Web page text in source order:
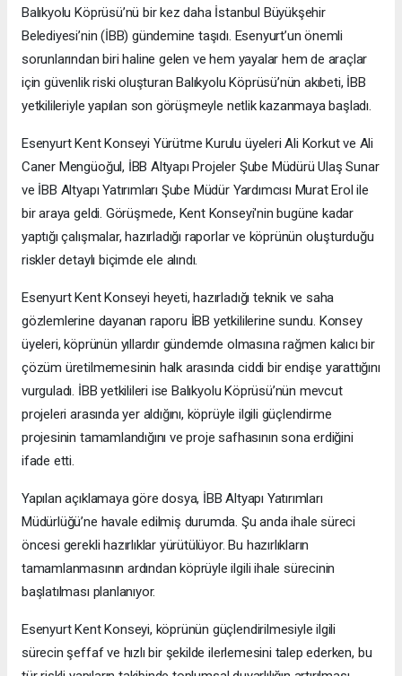
Balıkyolu Köprüsü’nü bir kez daha İstanbul Büyükşehir
Belediyesi’nin (İBB) gündemine taşıdı. Esenyurt’un önemli
sorunlarından biri haline gelen ve hem yayalar hem de araçlar
için güvenlik riski oluşturan Balıkyolu Köprüsü’nün akıbeti, İBB
yetkilileriyle yapılan son görüşmeyle netlik kazanmaya başladı.
Esenyurt Kent Konseyi Yürütme Kurulu üyeleri Ali Korkut ve Ali
Caner Mengüoğul, İBB Altyapı Projeler Şube Müdürü Ulaş Sunar
ve İBB Altyapı Yatırımları Şube Müdür Yardımcısı Murat Erol ile
bir araya geldi. Görüşmede, Kent Konseyi'nin bugüne kadar
yaptığı çalışmalar, hazırladığı raporlar ve köprünün oluşturduğu
riskler detaylı biçimde ele alındı.
Esenyurt Kent Konseyi heyeti, hazırladığı teknik ve saha
gözlemlerine dayanan raporu İBB yetkililerine sundu. Konsey
üyeleri, köprünün yıllardır gündemde olmasına rağmen kalıcı bir
çözüm üretilmemesinin halk arasında ciddi bir endişe yarattığını
vurguladı. İBB yetkilileri ise Balıkyolu Köprüsü’nün mevcut
projeleri arasında yer aldığını, köprüyle ilgili güçlendirme
projesinin tamamlandığını ve proje safhasının sona erdiğini
ifade etti.
Yapılan açıklamaya göre dosya, İBB Altyapı Yatırımları
Müdürlüğü’ne havale edilmiş durumda. Şu anda ihale süreci
öncesi gerekli hazırlıklar yürütülüyor. Bu hazırlıkların
tamamlanmasının ardından köprüyle ilgili ihale sürecinin
başlatılması planlanıyor.
Esenyurt Kent Konseyi, köprünün güçlendirilmesiyle ilgili
sürecin şeffaf ve hızlı bir şekilde ilerlemesini talep ederken, bu